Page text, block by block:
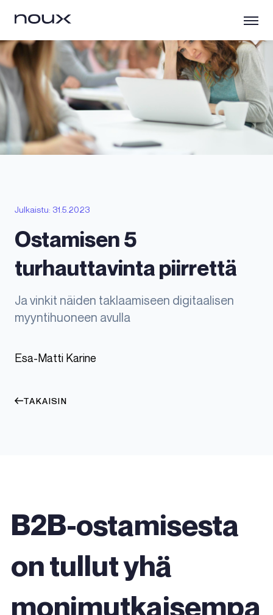
Julkaistu: 31.5.2023
Ostamisen 5
turhauttavinta piirrettä
Ja vinkit näiden taklaamiseen digitaalisen
myyntihuoneen avulla
Esa-Matti Karine
TAKAISIN
B2B-ostamisesta
on tullut yhä
monimutkaisempa